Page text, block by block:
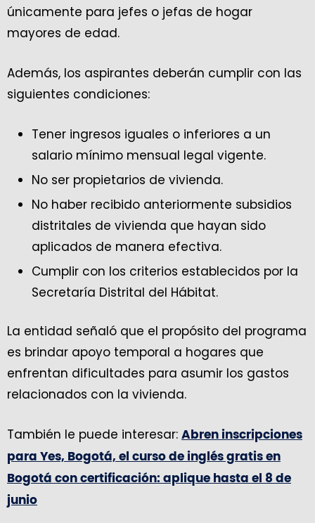
únicamente para jefes o jefas de hogar
mayores de edad.
Además, los aspirantes deberán cumplir con las
siguientes condiciones:
Tener ingresos iguales o inferiores a un
salario mínimo mensual legal vigente.
No ser propietarios de vivienda.
No haber recibido anteriormente subsidios
distritales de vivienda que hayan sido
aplicados de manera efectiva.
Cumplir con los criterios establecidos por la
Secretaría Distrital del Hábitat.
La entidad señaló que el propósito del programa
es brindar apoyo temporal a hogares que
enfrentan dificultades para asumir los gastos
relacionados con la vivienda.
También le puede interesar: Abren inscripciones
para Yes, Bogotá, el curso de inglés gratis en
Bogotá con certificación: aplique hasta el 8 de
junio